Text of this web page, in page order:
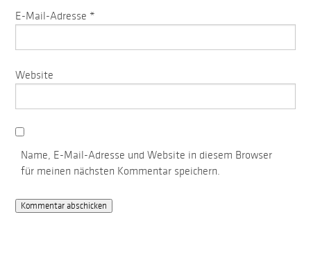
E-Mail-Adresse *
Website
Name, E-Mail-Adresse und Website in diesem Browser
für meinen nächsten Kommentar speichern.